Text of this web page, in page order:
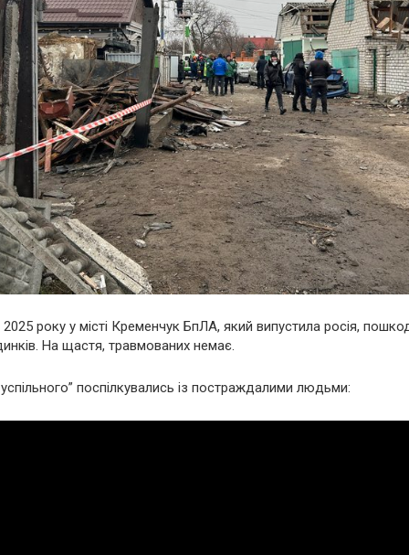
2025 року у місті Кременчук БпЛА, який випустила росія,
На щастя, травмованих немає.
поспілкувались із постраждалими людьми: